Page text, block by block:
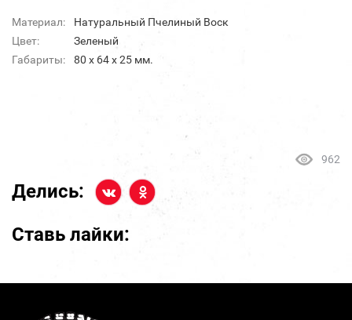
Материал:
Натуральный Пчелиный Воск
Цвет:
Зеленый
Габариты:
80 х 64 х 25 мм.
962
Делись:
Ставь лайки: